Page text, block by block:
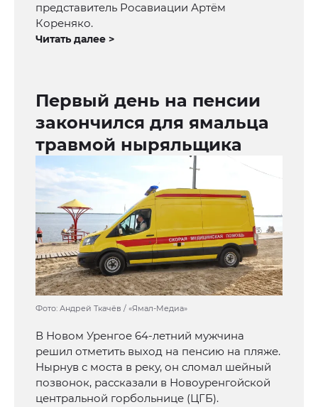
представитель Росавиации Артём
Кореняко.
Читать далее >
Первый день на пенсии
закончился для ямальца
травмой ныряльщика
Фото: Андрей Ткачёв / «Ямал-Медиа»
В Новом Уренгое 64-летний мужчина
решил отметить выход на пенсию на пляже.
Нырнув с моста в реку, он сломал шейный
позвонок, рассказали в Новоуренгойской
центральной горбольнице (ЦГБ).